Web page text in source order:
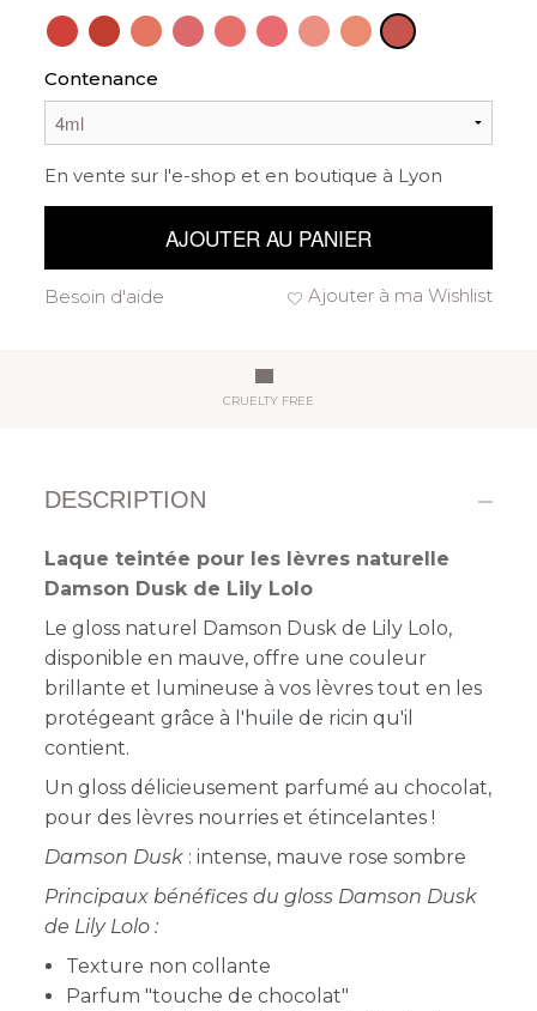
Contenance
En vente sur l'e-shop et en boutique à Lyon
AJOUTER AU PANIER
Ajouter à ma Wishlist
Besoin d'aide
CRUELTY FREE
DESCRIPTION
Laque teintée pour les lèvres naturelle
Damson Dusk de Lily Lolo
Le gloss naturel Damson Dusk de Lily Lolo,
disponible en mauve, offre une couleur
brillante et lumineuse à vos lèvres tout en les
protégeant grâce à l'huile de ricin qu'il
contient.
Un gloss délicieusement parfumé au chocolat,
pour des lèvres nourries et étincelantes !
Damson Dusk : intense, mauve rose sombre
Principaux bénéfices du gloss Damson Dusk
de Lily Lolo :
Texture non collante
Parfum "touche de chocolat"